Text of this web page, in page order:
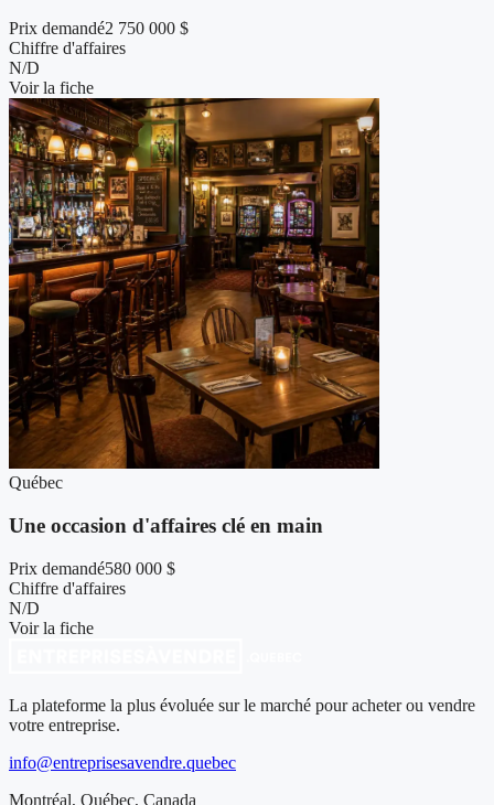
Prix demandé2 750 000 $
Chiffre d'affaires
N/D
Voir la fiche
Québec
Une occasion d'affaires clé en main
Prix demandé580 000 $
Chiffre d'affaires
N/D
Voir la fiche
La plateforme la plus évoluée sur le marché pour acheter ou vendre
votre entreprise.
info@entreprisesavendre.quebec
Montréal, Québec, Canada